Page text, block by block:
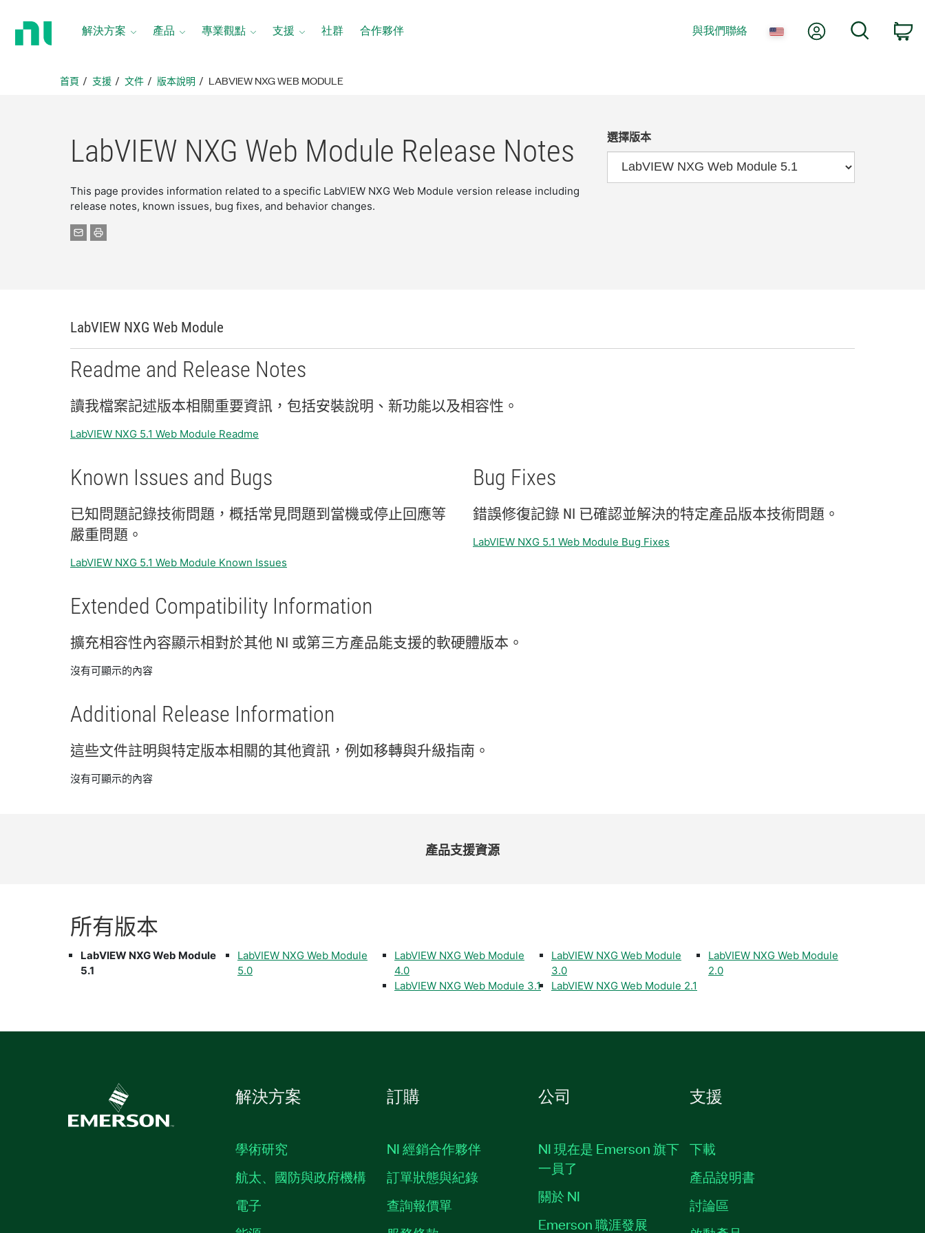
解決方案 產品 專業觀點 支援 社群 合作夥伴 與我們聯絡 我的帳號
首頁 支援 文件 版本說明 LABVIEW NXG WEB MODULE
LabVIEW NXG Web Module Release Notes
This page provides information related to a specific LabVIEW NXG Web Module version release including
release notes, known issues, bug fixes, and behavior changes.
選擇版本
LabVIEW NXG Web Module
Readme and Release Notes
讀我檔案記述版本相關重要資訊， 包括安裝說明、 新功能以及相容性。
LabVIEW NXG 5.1 Web Module Readme
Known Issues and Bugs
已知 問題記錄技術問題， 概括常見問題到 當機或停止 回應等
嚴重問題。
LabVIEW NXG 5.1 Web Module Known Issues
Bug Fixes
錯誤修復記錄 NI 已確認並解決的特定產品版本技術問題。
LabVIEW NXG 5.1 Web Module Bug Fixes
Extended Compatibility Information
擴充相容性內容顯示相對於其他 NI 或第三方產品能支援的軟硬體版本。
沒有可顯示的內容
Additional Release Information
這些文件註明與特定版本相關的其他資訊， 例如移轉與升級指南。
沒有可顯示的內容
產品支援資源
所有版本
LabVIEW NXG Web Module
5.1
LabVIEW NXG Web Module
5.0
LabVIEW NXG Web Module
4.0
LabVIEW NXG Web Module 3.1
LabVIEW NXG Web Module
3.0
LabVIEW NXG Web Module 2.1
LabVIEW NXG Web Module
2.0
解決方案
學術研究
航太、國防與政府機構
電子
訂購
NI 經銷合作夥伴
訂單狀態與紀錄
查詢報價單
公司
NI 現在是 Emerson 旗下
一員了
關於 NI
Emerson 職涯發展
支援
下載
產品說明書
討論區